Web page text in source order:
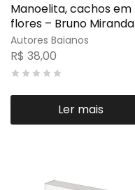
Autores Baianos
Manoelita, cachos em
flores – Bruno Miranda
R$ 38,00
Ler mais